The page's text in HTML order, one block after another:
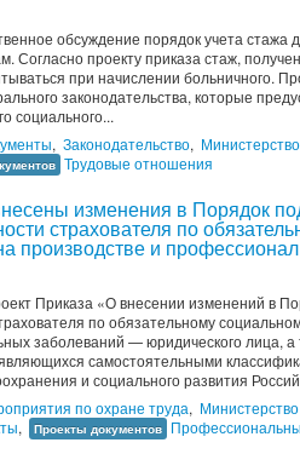
обсуждение порядок учета
Согласно проекту приказа стаж,
при начислении больничного.
законодательства, которые
социального...
, Законодательство,
Трудовые отношения
изменения в Порядок
страхователя по
производстве и
Приказа «О внесении изменений в
по обязательному
заболеваний — юридического лица, а
самостоятельными
и социального развития
по охране труда,
, Проекты документов